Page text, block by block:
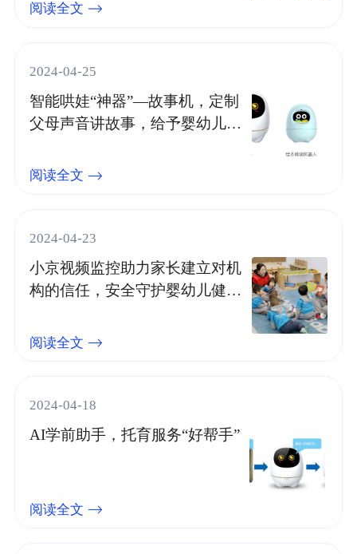
阅读全文
2024-04-25
智能哄娃“神器”—故事机，定制
父母声音讲故事，给予婴幼儿温
阅读全文
2024-04-23
小京视频监控助力家长建立对机
构的信任，安全守护婴幼儿健康
阅读全文
2024-04-18
AI学前助手，托育服务“好帮手”
阅读全文